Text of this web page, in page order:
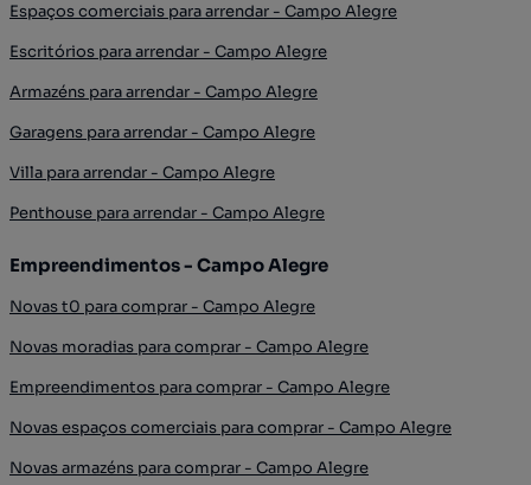
Espaços comerciais para arrendar - Campo Alegre
Escritórios para arrendar - Campo Alegre
Armazéns para arrendar - Campo Alegre
Garagens para arrendar - Campo Alegre
Villa para arrendar - Campo Alegre
Penthouse para arrendar - Campo Alegre
Empreendimentos - Campo Alegre
Novas t0 para comprar - Campo Alegre
Novas moradias para comprar - Campo Alegre
Empreendimentos para comprar - Campo Alegre
Novas espaços comerciais para comprar - Campo Alegre
Novas armazéns para comprar - Campo Alegre